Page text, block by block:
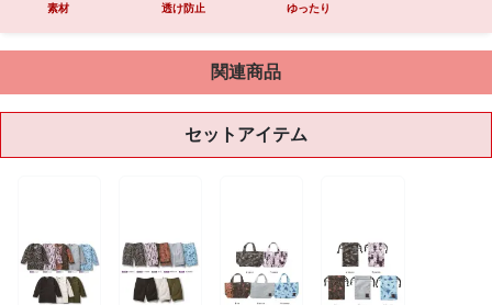
素材 透け防止 ゆったり
関連商品
セットアイテム